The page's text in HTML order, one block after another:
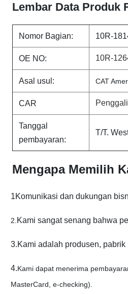
Lembar Data Produk
Nomor Bagian: 10R-
OE NO: 10R-
Asal usul: CAT
CAR
Tanggal
pembayaran:
T/T.
Mengapa Memilih
1Komunikasi dan dukungan
2. Kami sangat senang bahwa
3.Kami adalah produsen,
4.Kami dapat menerima
MasterCard, e-checking).